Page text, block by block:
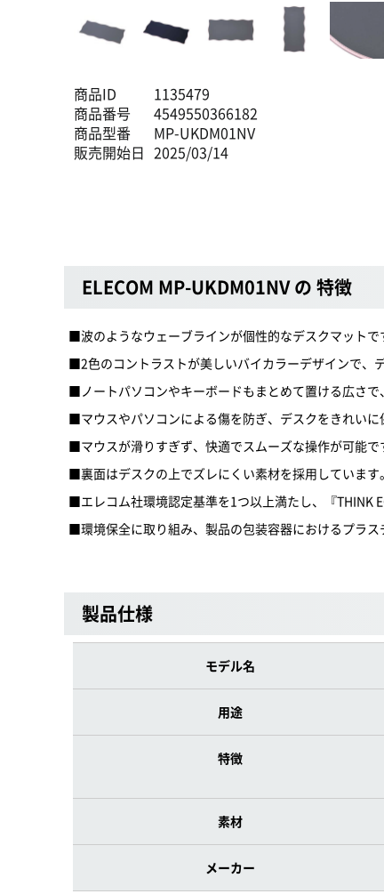
商品ID
1135479
商品番号
4549550366182
商品型番
MP-UKDM01NV
販売開始日 2025/03/14
ELECOM MP-UKDM01NV の 特徴
■波のようなウェーブラインが個性的なデスクマットで
■2色のコントラストが美しいバイカラーデザインで、
■ノートパソコンやキーボードもまとめて置ける広さで
■マウスやパソコンによる傷を防ぎ、デスクをきれいに
■マウスが滑りすぎず、快適でスムーズな操作が可能で
■裏面はデスクの上でズレにくい素材を採用しています。
■エレコム社環境認定基準を1つ以上満たし、『THINK
■環境保全に取り組み、製品の包装容器におけるプラ
製品仕様
モデル名
用途
特徴
素材
メーカー